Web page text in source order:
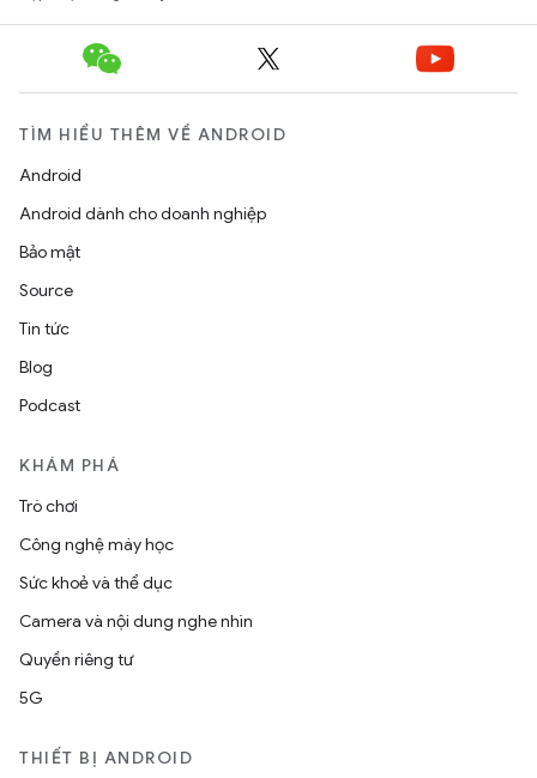
TÌM HIỂU THÊM VỀ ANDROID
Android
Android dành cho doanh nghiệp
Bảo mật
Source
Tin tức
Blog
Podcast
KHÁM PHÁ
Trò chơi
Công nghệ máy học
Sức khoẻ và thể dục
Camera và nội dung nghe nhìn
Quyền riêng tư
5G
THIẾT BỊ ANDROID